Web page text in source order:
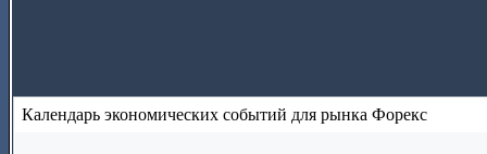
Календарь экономических событий для рынка Форекс